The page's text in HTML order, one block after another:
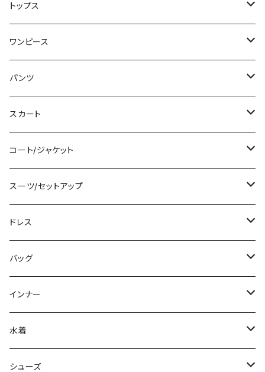
トップス
Tシャツ/カットソー
タンクトップ/キャミソール
シャツ/ブラウス
ベアトップ/チューブトップ
カーディガン/ボレロ
ニット/セーター
パーカー
スウェット/トレーナー
その他
ワンピース
ミニ/ショート
ミディアム/ミモレ
ロング/マキシ
袖付き
ノースリーブ
その他
チュニック
パンツ
ショート丈
クロップド丈
ロング丈
デニム
レギンス
その他
オールインワン
スカート
ミニ/ショート
ミディアム/ミモレ
ロング
その他
コート/ジャケット
コート
ジャケット
その他
スーツ/セットアップ
パンツスーツ
スカートスーツ
その他
ドレス
ミニ/ショート
ミディアム/ミモレ
ロング/マキシ
袖付き
バッグ
サブバッグ
クラッチバッグ
フォーマルバッグ
インナー
ブラ/ブラトップ/ベアトップ
ショーツ
水着
タンキニ
シューズ